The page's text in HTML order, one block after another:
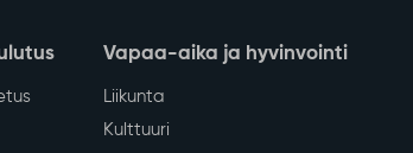
Vapaa-aika ja hyvinvointi
Liikunta
Kulttuuri